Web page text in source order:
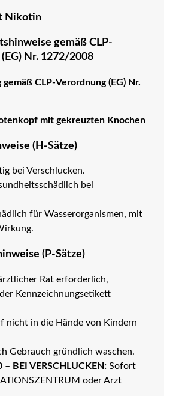
Nikotin
gemäß CLP-
Nr. 1272/2008
CLP-Verordnung (EG) Nr.
mit gekreuzten Knochen
(H-Sätze)
bei Verschlucken.
bei
für Wasserorganismen, mit
(P-Sätze)
Rat erforderlich,
Kennzeichnungsetikett
nicht in die Hände von Kindern
Gebrauch gründlich waschen.
– BEI VERSCHLUCKEN:Sofort
oder Arzt